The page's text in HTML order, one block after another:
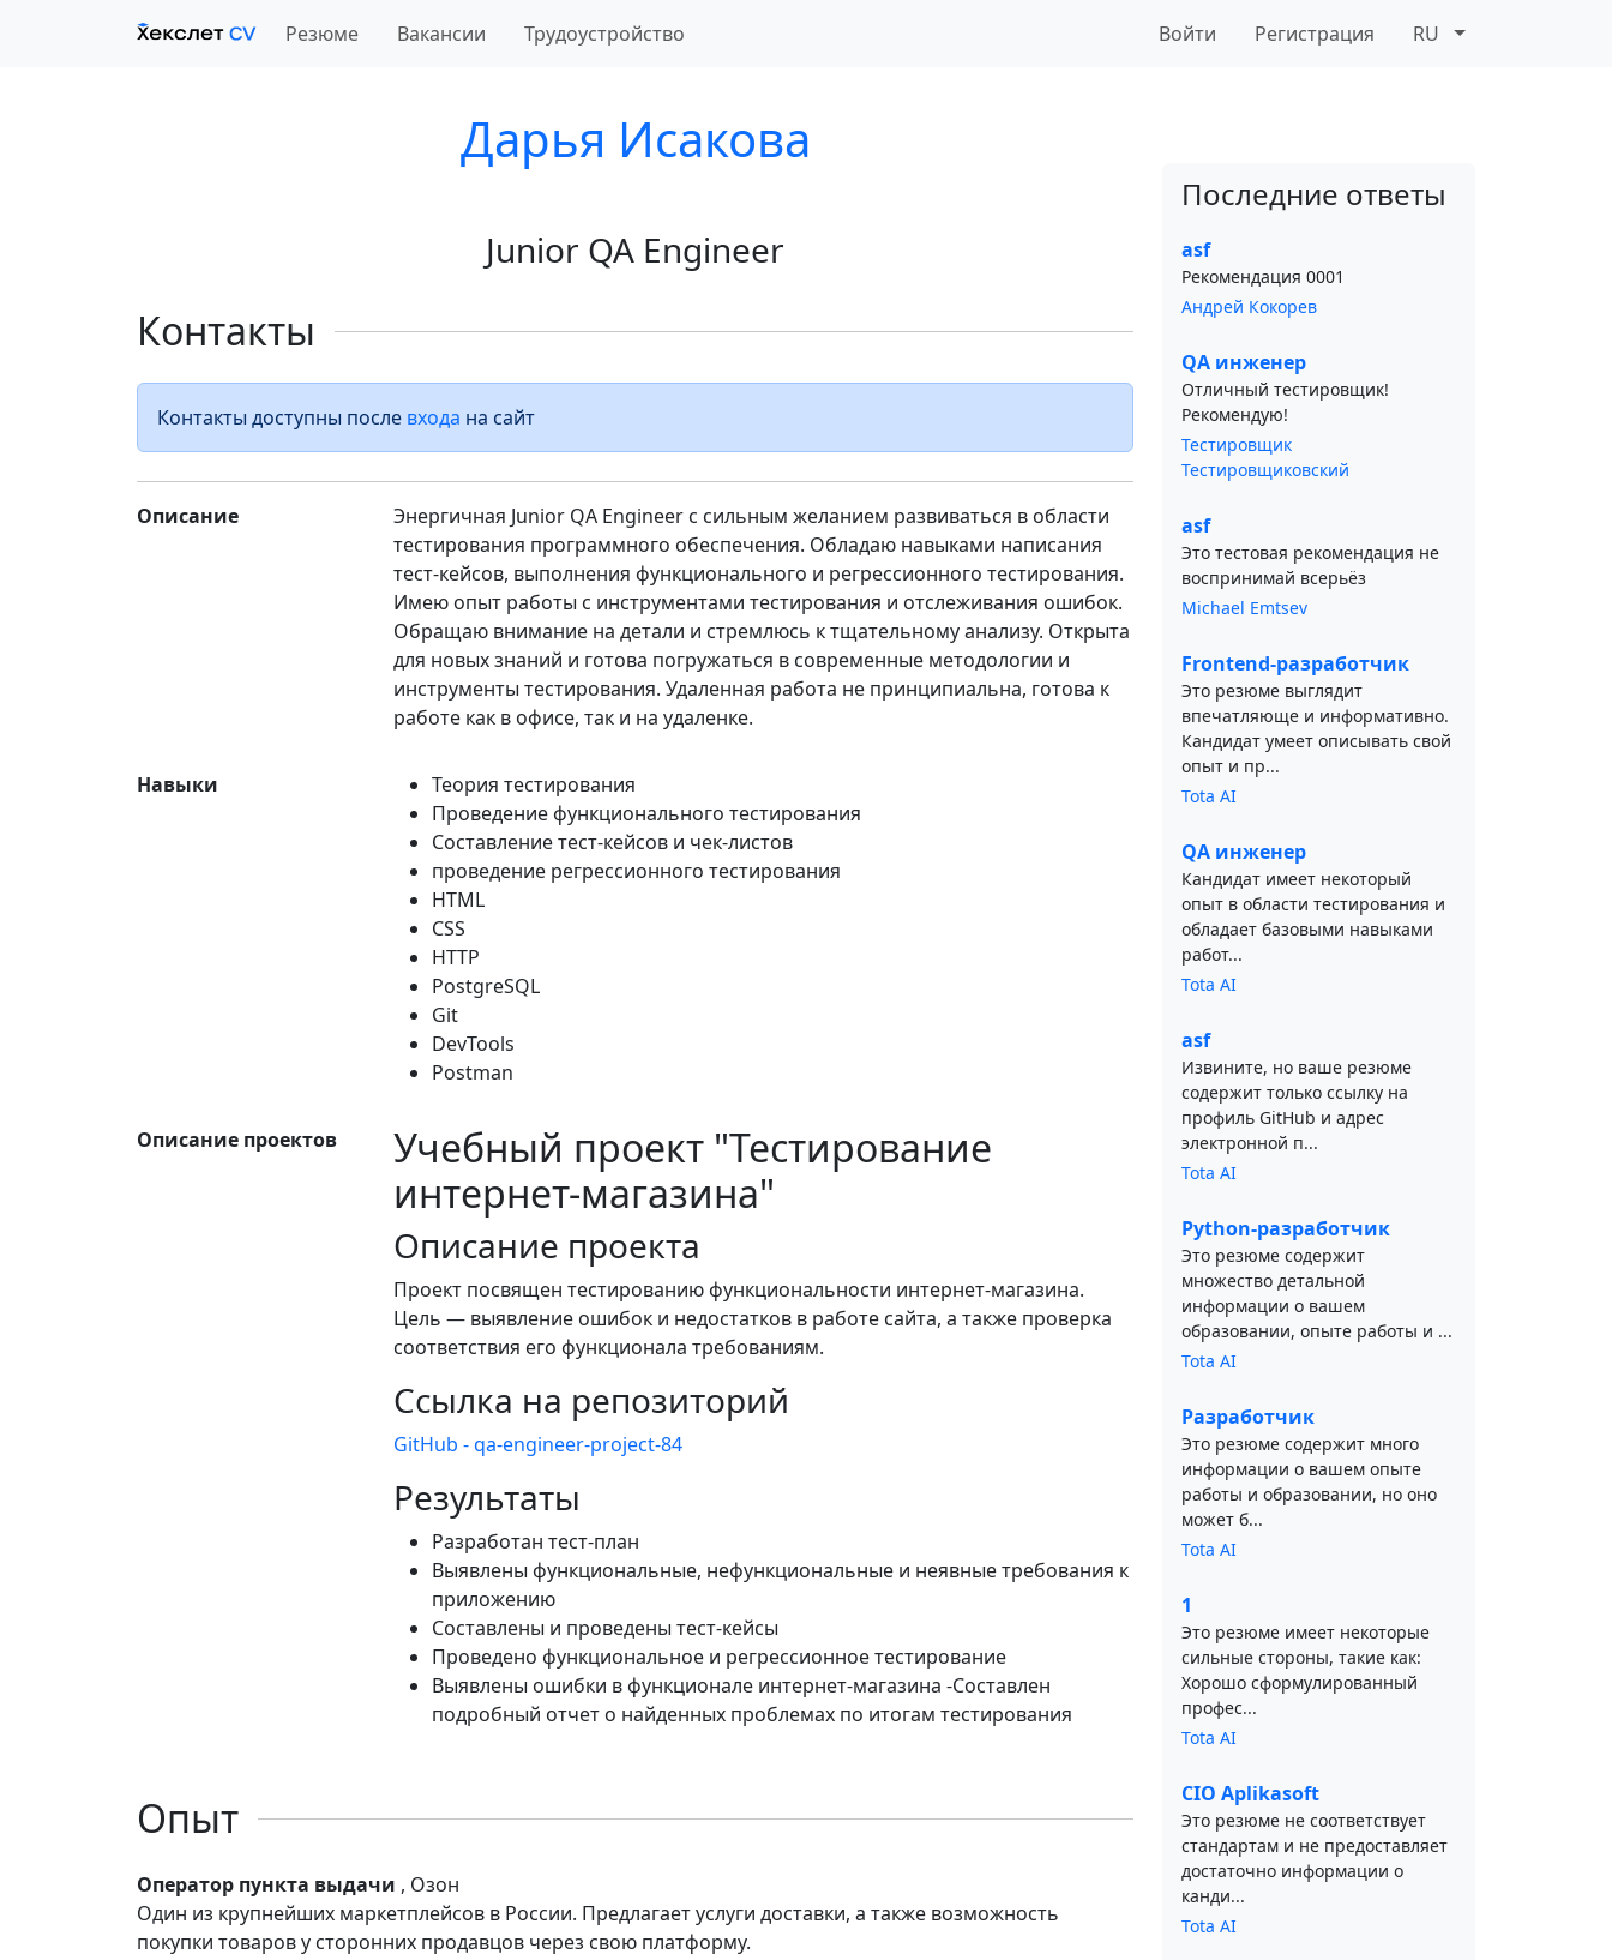
Резюме Вакансии Трудоустройство Войти Регистрация RU
Дарья Исакова
Junior QA Engineer
Контакты
Контакты доступны после входа на сайт
Описание
Энергичная Junior QA Engineer с сильным желанием развиваться в области
тестирования программного обеспечения. Обладаю навыками написания
тест-кейсов, выполнения функционального и регрессионного тестирования.
Имею опыт работы с инструментами тестирования и отслеживания ошибок.
Обращаю внимание на детали и стремлюсь к тщательному анализу. Открыта
для новых знаний и готова погружаться в современные методологии и
инструменты тестирования. Удаленная работа не принципиальна, готова к
работе как в офисе, так и на удаленке.
Навыки
Теория тестирования
Проведение функционального тестирования
Составление тест-кейсов и чек-листов
проведение регрессионного тестирования
HTML
CSS
HTTP
PostgreSQL
Git
DevTools
Postman
Описание проектов
Учебный проект "Тестирование
интернет-магазина"
Описание проекта
Проект посвящен тестированию функциональности интернет-магазина.
Цель — выявление ошибок и недостатков в работе сайта, а также проверка
соответствия его функционала требованиям.
Ссылка на репозиторий
GitHub - qa-engineer-project-84
Результаты
Разработан тест-план
Выявлены функциональные, нефункциональные и неявные требования к
приложению
Составлены и проведены тест-кейсы
Проведено функциональное и регрессионное тестирование
Выявлены ошибки в функционале интернет-магазина -Составлен
подробный отчет о найденных проблемах по итогам тестирования
Опыт
Оператор пункта выдачи , Озон
Один из крупнейших маркетплейсов в России. Предлагает услуги доставки, а также возможность
покупки товаров у сторонних продавцов через свою платформу.
Последние ответы
asf
Рекомендация 0001
Андрей Кокорев
QA инженер
Отличный тестировщик!
Рекомендую!
Тестировщик
Тестировщиковский
asf
Это тестовая рекомендация не
воспринимай всерьёз
Michael Emtsev
Frontend-разработчик
Это резюме выглядит
впечатляюще и информативно.
Кандидат умеет описывать свой
опыт и пр...
Tota AI
QA инженер
Кандидат имеет некоторый
опыт в области тестирования и
обладает базовыми навыками
работ...
Tota AI
asf
Извините, но ваше резюме
содержит только ссылку на
профиль GitHub и адрес
электронной п...
Tota AI
Python-разработчик
Это резюме содержит
множество детальной
информации о вашем
образовании, опыте работы и ...
Tota AI
Разработчик
Это резюме содержит много
информации о вашем опыте
работы и образовании, но оно
может б...
Tota AI
1
Это резюме имеет некоторые
сильные стороны, такие как:
Хорошо сформулированный
профес...
Tota AI
CIO Aplikasoft
Это резюме не соответствует
стандартам и не предоставляет
достаточно информации о
канди...
Tota AI